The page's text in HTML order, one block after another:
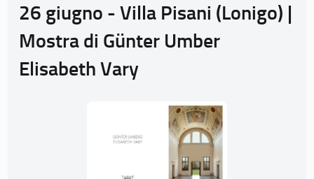
26 giugno - Villa Pisani (Lonigo) |
Mostra di Günter Umber
Elisabeth Vary